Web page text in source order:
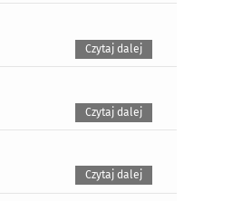
Czytaj dalej
Czytaj dalej
Czytaj dalej